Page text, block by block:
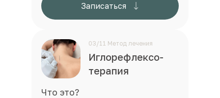
Записаться
Что это?
Иглорефлексо-
терапия
03/11 Метод лечения